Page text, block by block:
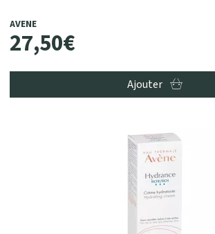
AVENE
27,50€
Ajouter